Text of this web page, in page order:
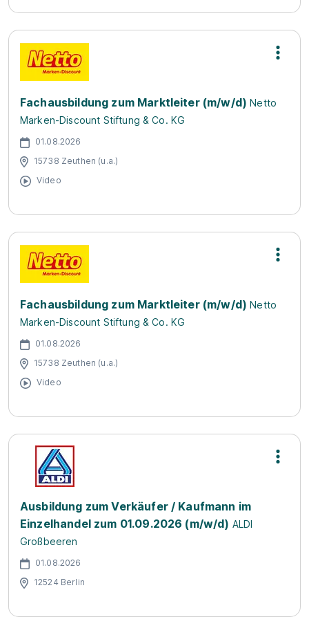
Fachausbildung zum Marktleiter (m/w/d) Netto
Marken-Discount Stiftung & Co. KG
01.08.2026
15738 Zeuthen (u.a.)
Video
Fachausbildung zum Marktleiter (m/w/d) Netto
Marken-Discount Stiftung & Co. KG
01.08.2026
15738 Zeuthen (u.a.)
Video
Ausbildung zum Verkäufer / Kaufmann im
Einzelhandel zum 01.09.2026 (m/w/d) ALDI
Großbeeren
01.08.2026
12524 Berlin